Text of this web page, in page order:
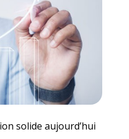
solide aujourd’hui